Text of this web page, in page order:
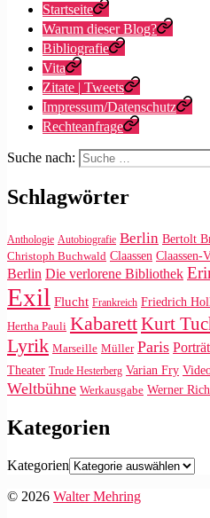
Startseite
Warum dieser Blog?
Bibliografie
Vita
Zitate | Tweets
Impressum/Datenschutz
Rechteanfrage
Suche nach:
Schlagwörter
Anthologie Autobiografie Berlin Bertolt
Christoph Buchwald Claassen Claassen-
Berlin Die verlorene Bibliothek
Exil Flucht Frankreich Friedrich
Hertha Pauli KabarettKurt
Lyrik Marseille Müller Paris Porträt
Theater Trude Hesterberg Varian Fry
Weltbühne Werkausgabe Werner
Kategorien
Kategorien
© 2026 Walter Mehring